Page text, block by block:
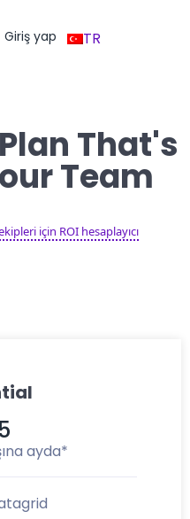
Giriş yap TR
That's
Team
için ROI hesaplayıcı
ayda*